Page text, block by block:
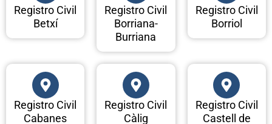
Registro Civil
Betxí
Registro Civil
Borriana-
Burriana
Registro Civil
Borriol
Registro Civil
Cabanes
Registro Civil
Càlig
Registro Civil
Castell de